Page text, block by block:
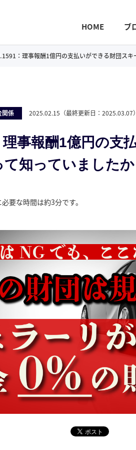
HOME ブ
：理事報酬1億円の支払いができる財団スキ
関係 2025.02.15 （最終更新日： 2025.03.07）
事報酬1億円の支
知っていましたか
要な時間は約3分です。